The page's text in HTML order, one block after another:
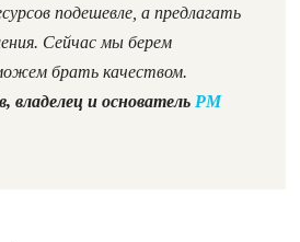
подешевле, а предлагать
Сейчас мы берем
брать качеством.
владелец и основатель PM